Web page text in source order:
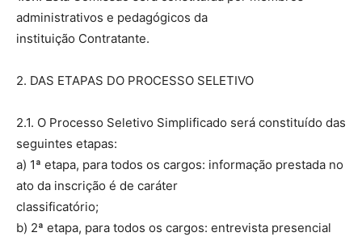
administrativos e pedagógicos da
instituição Contratante.
2. DAS ETAPAS DO PROCESSO SELETIVO
2.1. O Processo Seletivo Simplificado será constituído das
seguintes etapas:
a) 1ª etapa, para todos os cargos: informação prestada no
ato da inscrição é de caráter
classificatório;
b) 2ª etapa, para todos os cargos: entrevista presencial